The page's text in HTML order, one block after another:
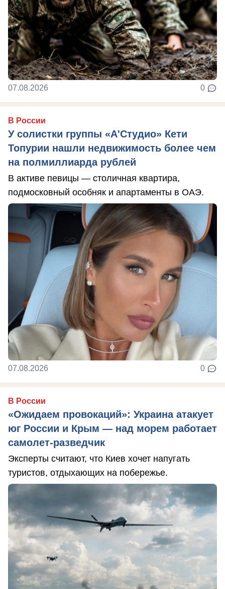
07.08.2026 0
В России
У солистки группы «А'Студио» Кети
Топурии нашли недвижимость более чем
на полмиллиарда рублей
В активе певицы — столичная квартира,
подмосковный особняк и апартаменты в ОАЭ.
07.08.2026 0
В России
«Ожидаем провокаций»: Украина атакует
юг России и Крым — над морем работает
самолет-разведчик
Эксперты считают, что Киев хочет напугать
туристов, отдыхающих на побережье.